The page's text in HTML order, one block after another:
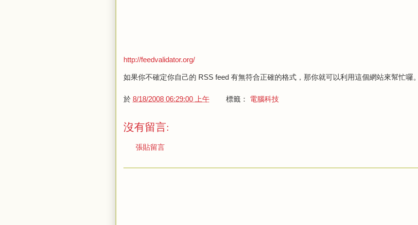
http://feedvalidator.org/
如果你不確定你自己的 RSS feed 有無符合正確的格式，那你就可以利用這個網站來幫忙囉。
於 8/18/2008 06:29:00 上午 標籤： 電腦科技
沒有留言:
張貼留言